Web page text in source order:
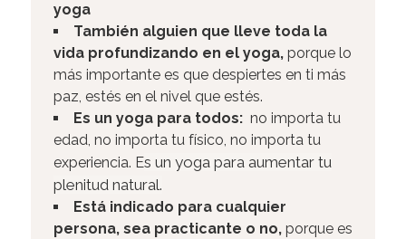
yoga
También alguien que lleve toda la
vida profundizando en el yoga, porque lo
más importante es que despiertes en ti más
paz, estés en el nivel que estés.
Es un yoga para todos: no importa tu
edad, no importa tu físico, no importa tu
experiencia. Es un yoga para aumentar tu
plenitud natural.
Está indicado para cualquier
persona, sea practicante o no, porque es